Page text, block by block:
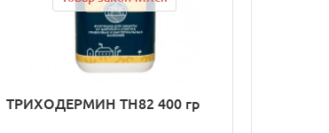
ТРИХОДЕРМИН ТН82 400 гр